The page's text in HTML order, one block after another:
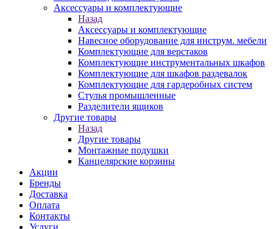
Аксессуары и комплектующие
Назад
Аксессуары и комплектующие
Навесное оборудование для инструм. мебели
Комплектующие для верстаков
Комплектующие инструментальных шкафов
Комплектующие для шкафов раздевалок
Комплектующие для гардеробных систем
Стулья промышленные
Разделители ящиков
Другие товары
Назад
Другие товары
Монтажные подушки
Канцелярские корзины
Акции
Бренды
Доставка
Оплата
Контакты
Услуги